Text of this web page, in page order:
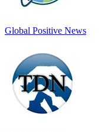
Global Positive News